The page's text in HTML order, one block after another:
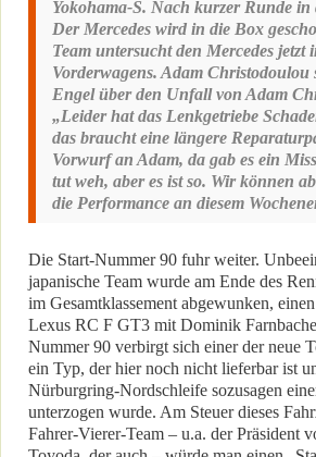
Yokohama-S. Nach kurzer Runde in
Der Mercedes wird in die Box
Team untersucht den Mercedes jetzt
Vorderwagens. Adam Christodoulou
Engel über den Unfall von Adam
„Leider hat das Lenkgetriebe
das braucht eine längere
Vorwurf an Adam, da gab es ein
tut weh, aber es ist so. Wir können
die Performance an diesem
Die Start-Nummer 90 fuhr weiter.
japanische Team wurde am Ende des
im Gesamtklassement abgewunken,
Lexus RC F GT3 mit Dominik
Nummer 90 verbirgt sich einer der neue
ein Typ, der hier noch nicht lieferbar ist
Nürburgring-Nordschleife sozusagen
unterzogen wurde. Am Steuer dieses
Fahrer-Vierer-Team – u.a. der Präsident